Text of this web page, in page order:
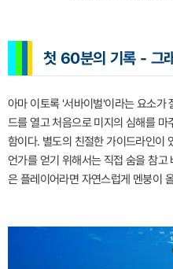
첫 60분의 기록 - 그
아마 이토록 '서바이벌'이라는 요소가
드를 열고 처음으로 미지의 심해를
함이다. 별도의 친절한 가이드라인이
언가를 얻기 위해서는 직접 숨을 참
은 플레이어라면 자연스럽게 멘붕이